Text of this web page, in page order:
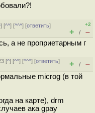
] [^^] [^^^] [ответить]
+2
+ / –
а не проприетарным г
[^] [^^] [^^^] [ответить]
+ / –
microg (в той
на карте), drm
ака gpay